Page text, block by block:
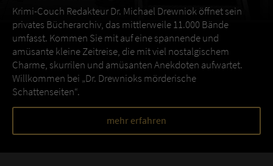
Krimi-Couch Redakteur Dr. Michael Drewniok öffnet sein
privates Bücherarchiv, das mittlerweile 11.000 Bände
umfasst. Kommen Sie mit auf eine spannende und
amüsante kleine Zeitreise, die mit viel nostalgischem
Charme, skurrilen und amüsanten Anekdoten aufwartet.
Willkommen bei „Dr. Drewnioks mörderische
Schattenseiten“.
mehr erfahren